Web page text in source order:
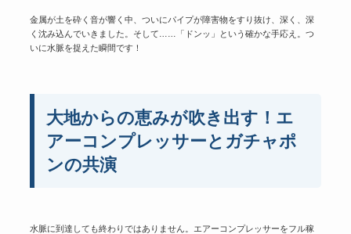
金属が土を砕く音が響く中、ついにパイプが障害物をすり抜け、深く、深
く沈み込んでいきました。そして……「ドンッ」という確かな手応え。つ
いに水脈を捉えた瞬間です！
大地からの恵みが吹き出す！エ
アーコンプレッサーとガチャポ
ンの共演
水脈に到達しても終わりではありません。エアーコンプレッサーをフル稼